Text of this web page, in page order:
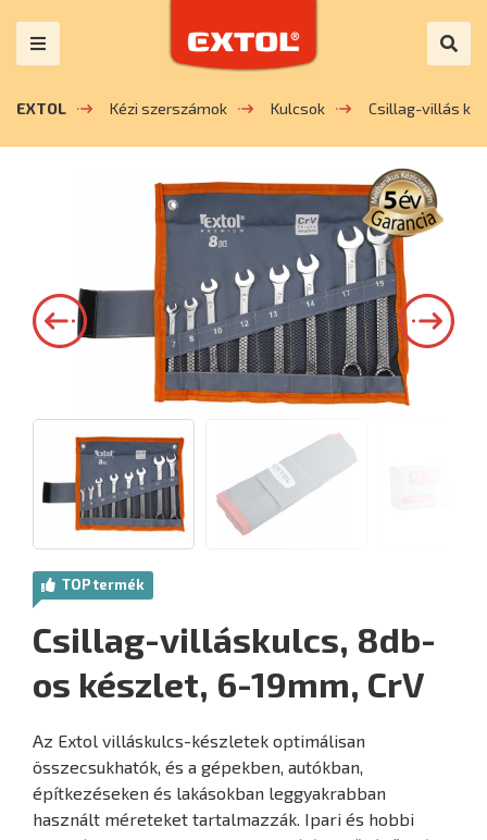
EXTOL Kézi szerszámok Kulcsok Csillag-villás
TOP termék
Csillag-villáskulcs, 8db-
os készlet, 6-19mm, CrV
Az Extol villáskulcs-készletek optimálisan
összecsukhatók, és a gépekben, autókban,
építkezéseken és lakásokban leggyakrabban
használt méreteket tartalmazzák. Ipari és hobbi